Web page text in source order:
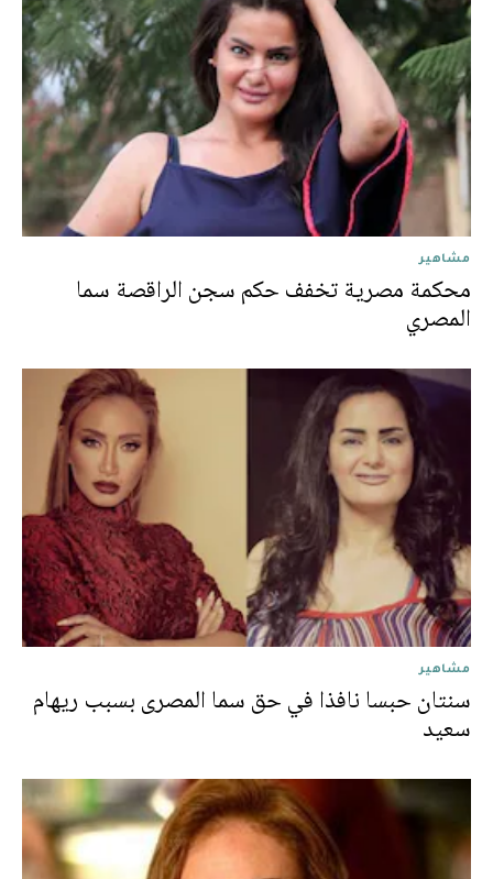
مشاهير
محكمة مصرية تخفف حكم سجن الراقصة سما
المصري
مشاهير
سنتان حبسا نافذا في حق سما المصرى بسبب ريهام
سعيد